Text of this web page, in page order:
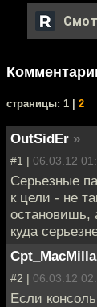
cтраницы: 1 | 2
OutSidEr »
#1 | 06.03.12
Серьезные
к цели - не
остановишь,
куда
#2 | 06.03.12
Если